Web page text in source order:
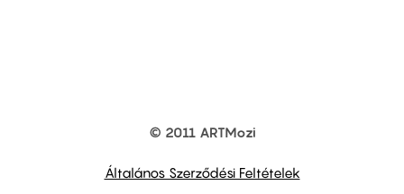
© 2011 ARTMozi
Általános Szerződési Feltételek